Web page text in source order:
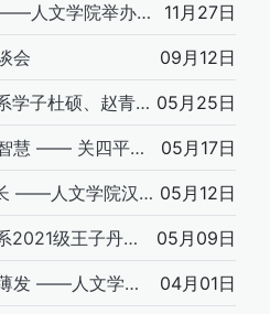
科研诚信，学术未来——人文学院举办科研诚信培训会 11月27日
会 09月12日
喜报 | 热烈祝贺中文系学子杜硕、赵青燕作品成功刊登 05月25日
观群雄逐鹿，品人生智慧 —— 关四平教授学术讲座纪要 05月17日
“语”你同行 “研”途成长 ——人文学院汉语言文学专业教学研讨会纪要 05月12日
喜报 | 热烈祝贺中文系2021级王子丹同学在《辽宁日报》发表诗歌作品 05月09日
博观而约取，厚积而薄发 ——人文学院举办首届科研成果展览 04月01日